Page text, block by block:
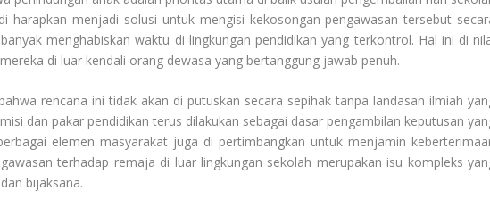
harapkan menjadi solusi untuk mengisi kekosongan pengawasan tersebut
menghabiskan waktu di lingkungan pendidikan yang terkontrol. Hal ini di
di luar kendali orang dewasa yang bertanggung jawab penuh.
rencana ini tidak akan di putuskan secara sepihak tanpa landasan ilmiah
dan pakar pendidikan terus dilakukan sebagai dasar pengambilan keputusan
elemen masyarakat juga di pertimbangkan untuk menjamin
terhadap remaja di luar lingkungan sekolah merupakan isu kompleks
bijaksana.